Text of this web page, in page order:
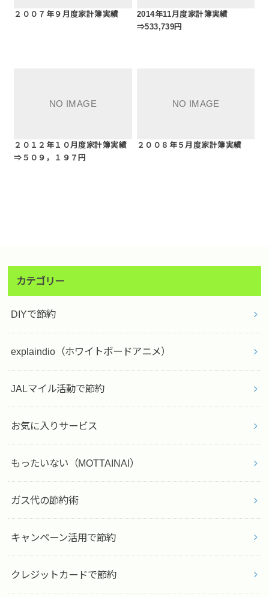
２００７年９月度家計簿実績
2014年11月度家計簿実績
⇒533,739円
２０１２年１０月度家計簿実績
⇒５０９，１９７円
２００８年５月度家計簿実績
カテゴリー
DIYで節約
explaindio（ホワイトボードアニメ）
JALマイル活動で節約
お気に入りサービス
もったいない（MOTTAINAI）
ガス代の節約術
キャンペーン活用で節約
クレジットカードで節約